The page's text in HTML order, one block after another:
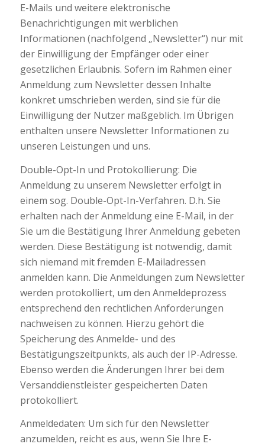
E-Mails und weitere elektronische
Benachrichtigungen mit werblichen
Informationen (nachfolgend „Newsletter“) nur mit
der Einwilligung der Empfänger oder einer
gesetzlichen Erlaubnis. Sofern im Rahmen einer
Anmeldung zum Newsletter dessen Inhalte
konkret umschrieben werden, sind sie für die
Einwilligung der Nutzer maßgeblich. Im Übrigen
enthalten unsere Newsletter Informationen zu
unseren Leistungen und uns.
Double-Opt-In und Protokollierung: Die
Anmeldung zu unserem Newsletter erfolgt in
einem sog. Double-Opt-In-Verfahren. D.h. Sie
erhalten nach der Anmeldung eine E-Mail, in der
Sie um die Bestätigung Ihrer Anmeldung gebeten
werden. Diese Bestätigung ist notwendig, damit
sich niemand mit fremden E-Mailadressen
anmelden kann. Die Anmeldungen zum Newsletter
werden protokolliert, um den Anmeldeprozess
entsprechend den rechtlichen Anforderungen
nachweisen zu können. Hierzu gehört die
Speicherung des Anmelde- und des
Bestätigungszeitpunkts, als auch der IP-Adresse.
Ebenso werden die Änderungen Ihrer bei dem
Versanddienstleister gespeicherten Daten
protokolliert.
Anmeldedaten: Um sich für den Newsletter
anzumelden, reicht es aus, wenn Sie Ihre E-